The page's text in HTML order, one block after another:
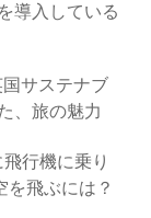
導入している
、旅の魅力
行機に乗り
を飛ぶには？